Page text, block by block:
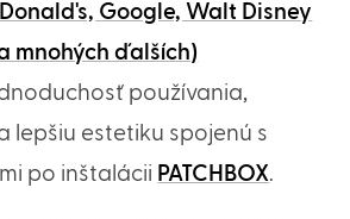
Google, Walt Disney
mnohých ďalších)
používania,
lepšiu estetiku spojenú s
po inštalácii PATCHBOX.